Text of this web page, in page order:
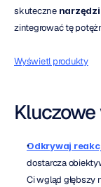
skuteczne
zintegrować tę
Wyświetl produkty
Odkrywaj
dostarcza
Ci wgląd głębszy